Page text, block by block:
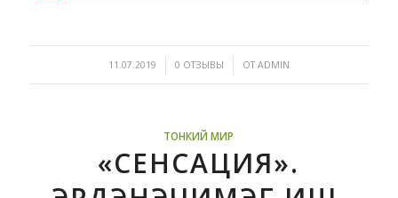
11.07.2019
/ 0 ОТЗЫВЫ
/ ОТADMIN
ТОНКИЙ МИР
«СЕНСАЦИЯ».